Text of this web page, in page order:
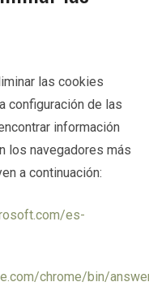
las cookies
configuración de las
información
los navegadores más
a continuación:
es-
chrome/bin/